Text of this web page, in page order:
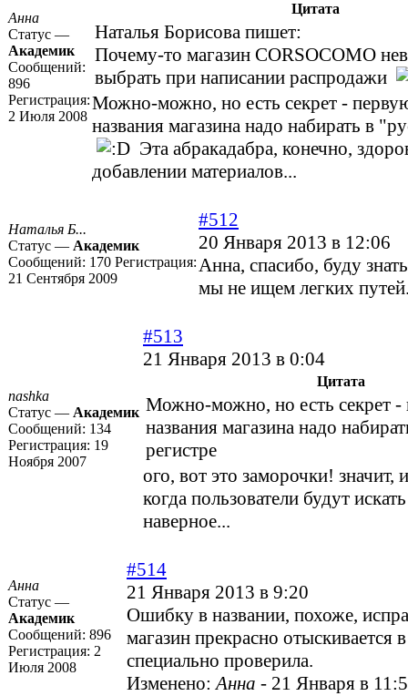
Анна
Статус —
Академик
Сообщений:
896
Регистрация:
2 Июля 2008
Цитата
Наталья Борисова пишет:
Почему-то магазин CORSOCOMO
выбрать при написании распродажи
Можно-можно, но есть секрет -
названия магазина надо набирать в
Эта абракадабра, конечно,
добавлении материалов...
Наталья Б...
Статус — Академик
Сообщений: 170 Регистрация:
21 Сентября 2009
#512
20 Января 2013 в 12:06
Анна, спасибо, буду
мы не ищем легких
nashka
Статус — Академик
Сообщений: 134
Регистрация: 19
Ноября 2007
#513
21 Января 2013 в 0:04
Цитата
Можно-можно, но есть секрет -
названия магазина надо
регистре
ого, вот это заморочки! значит,
когда пользователи будут
наверное...
Анна
Статус —
Академик
Сообщений: 896
Регистрация: 2
Июля 2008
#514
21 Января 2013 в 9:20
Ошибку в названии, похоже,
магазин прекрасно отыскивается
специально проверила.
Изменено:Анна - 21 Января в